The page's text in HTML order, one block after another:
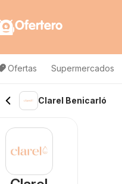
Ofertero
Ofertas Supermercados
Clarel Benicarló